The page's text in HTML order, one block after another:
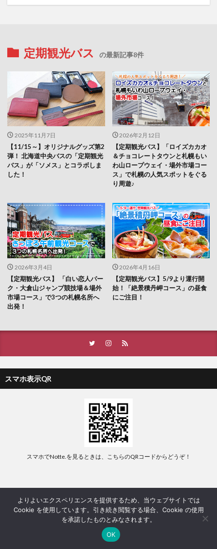
定期観光バス の最新記事8件
2026年4月16日
【定期観光バス】5/9より運行開
始！「絶景積丹岬コース」の昼食
にご注目！
2026年3月4日
【定期観光バス】 「白い恋人パー
ク・大倉山ジャンプ競技場＆場外
市場コース」で3つの札幌名所へ
出発！
2026年2月12日
【定期観光バス】「ロイズカカオ
＆チョコレートタウンと札幌もい
わ山ロープウェイ・場外市場コー
ス」で札幌の人気スポットをぐる
り周遊♪
2025年11月7日
【11/15～】オリジナルグッズ第2
弾！ 北海道中央バスの「定期観光
バス」が「ソメス」とコラボしま
した！
スマホ表示QR
スマホでNotte.を見るときは、こちらのQRコードからどうぞ！
Instagram でフォロー
メニュー
よりよいエクスペリエンスを提供するため、当ウェブサイトでは
Cookie を使用しています。引き続き閲覧する場合、Cookie の使用
を承諾したものとみなされます。
OK